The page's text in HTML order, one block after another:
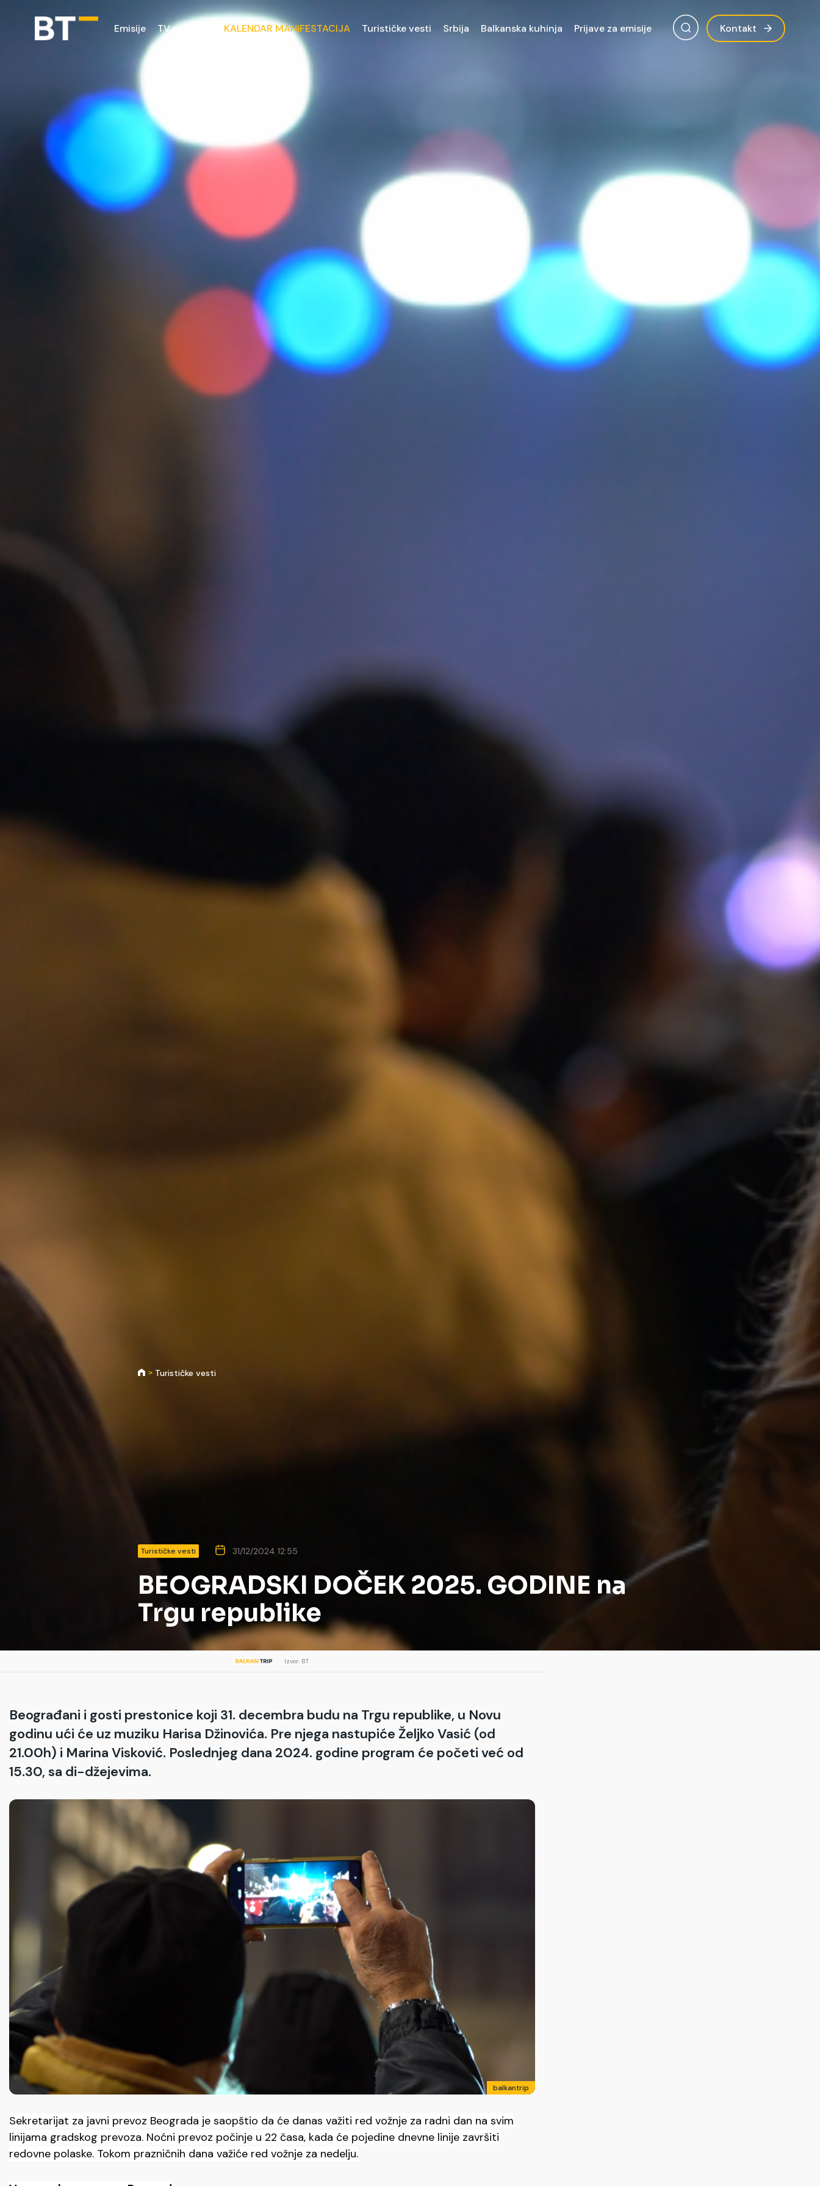
Emisije TV program KALENDAR MANIFESTACIJA Turističke vesti Srbija Balkanska kuhinja Prijave za emisije Kontakt
Izvor: BT
Turističke vesti
Turističke vesti 31/12/2024,12:55
BEOGRADSKI DOČEK 2025. GODINE na
Trgu republike
Beograđani i gosti prestonice koji 31. decembra budu na Trgu republike, u Novu
godinu ući će uz muziku Harisa Džinovića. Pre njega nastupiće Željko Vasić (od
21.00h) i Marina Visković. Poslednjeg dana 2024. godine program će početi već od
15.30, sa di-džejevima.
balkantrip
Sekretarijat za javni prevoz Beograda je saopštio da će danas važiti red vožnje za radni dan na svim
linijama gradskog prevoza. Noćni prevoz počinje u 22 časa, kada će pojedine dnevne linije završiti
redovne polaske. Tokom prazničnih dana važiće red vožnje za nedelju.